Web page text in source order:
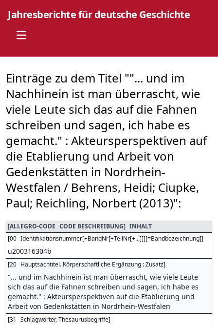
Jahresberichte für deutsche Geschichte
Open main menu
Einträge zu dem Titel ""... und im
Nachhinein ist man überrascht, wie
viele Leute sich das auf die Fahnen
schreiben und sagen, ich habe es
gemacht." : Akteursperspektiven auf
die Etablierung und Arbeit von
Gedenkstätten in Nordrhein-
Westfalen / Behrens, Heidi; Ciupke,
Paul; Reichling, Norbert (2013)":
[ALLEGRO-CODE CODE BESCHREIBUNG] INHALT
[00 Identifikationsnummer[+BandNr[+TeilNr[+...]]][=Bandbezeichnung]]
u200316304b
[20 Hauptsachtitel. Körperschaftliche Ergänzung : Zusatz]
"... und im Nachhinein ist man überrascht, wie viele Leute
sich das auf die Fahnen schreiben und sagen, ich habe es
gemacht." : Akteursperspektiven auf die Etablierung und
Arbeit von Gedenkstätten in Nordrhein-Westfalen
[31 Schlagwörter, Thesaurusbegriffe]